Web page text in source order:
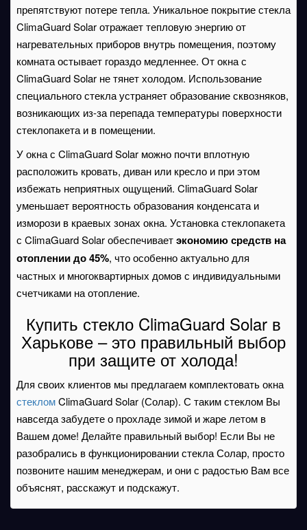
препятствуют потере тепла. Уникальное покрытие стекла
ClimaGuard Solar отражает тепловую энергию от
нагревательных приборов внутрь помещения, поэтому
комната остывает гораздо медленнее. От окна с
ClimaGuard Solar не тянет холодом. Использование
специального стекла устраняет образование сквозняков,
возникающих из-за перепада температуры поверхности
стеклопакета и в помещении.
У окна с ClimaGuard Solar можно почти вплотную
расположить кровать, диван или кресло и при этом
избежать неприятных ощущений. ClimaGuard Solar
уменьшает вероятность образования конденсата и
изморози в краевых зонах окна. Установка стеклопакета
с ClimaGuard Solar обеспечиваетэкономию средств на
отоплениидо 45%, что особенно актуально для
частных и многоквартирных домов с индивидуальными
счетчиками на отопление.
Купить стекло ClimaGuard Solar в
Харькове – это правильный выбор
при защите от холода!
Для своих клиентов мы предлагаем комплектовать окна
стекломClimaGuard Solar (Солар). С таким стеклом Вы
навсегда забудете о прохладе зимой и жаре летом в
Вашем доме! Делайте правильный выбор! Если Вы не
разобрались в функционировании стекла Солар, просто
позвоните нашим менеджерам, и они с радостью Вам все
объяснят, расскажут и подскажут.